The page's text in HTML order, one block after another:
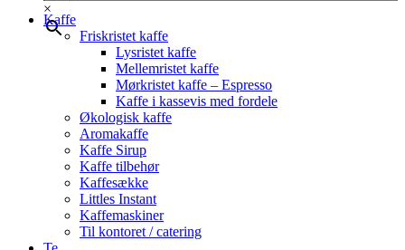
×
Kaffe
Friskristet kaffe
Lysristet kaffe
Mellemristet kaffe
Mørkristet kaffe – Espresso
Kaffe i kassevis med fordele
Økologisk kaffe
Aromakaffe
Kaffe Sirup
Kaffe tilbehør
Kaffesække
Littles Instant
Kaffemaskiner
Til kontoret / catering